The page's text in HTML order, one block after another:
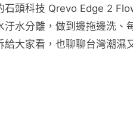
石頭科技 Qrevo Edge 2
汙水分離，做到邊拖邊洗、
給大家看，也聊聊台灣潮濕